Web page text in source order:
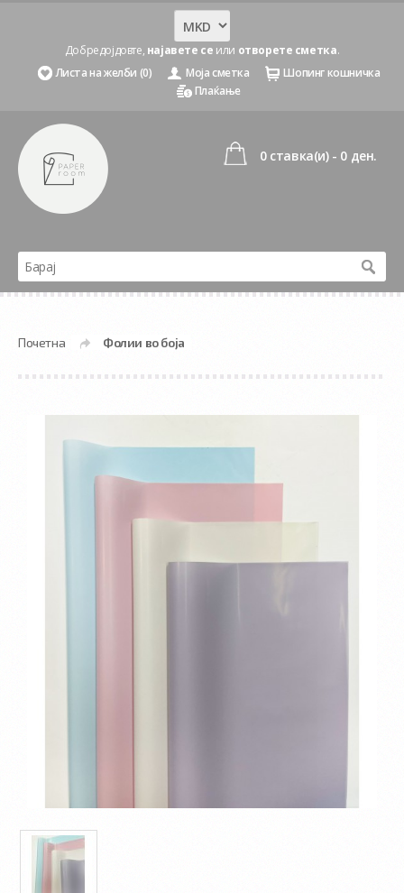
Добредојдовте, најавете се или отворете сметка.
Листа на желби (0)
Моја сметка
Шопинг кошничка
Плаќање
0 ставка(и) - 0 ден.
Почетна » Фолии во боја